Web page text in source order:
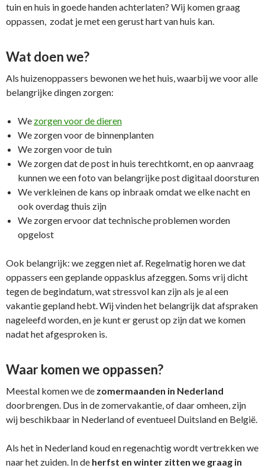
tuin en huis in goede handen achterlaten? Wij komen graag
oppassen, zodat je met een gerust hart van huis kan.
Wat doen we?
Als huizenoppassers bewonen we het huis, waarbij we voor alle
belangrijke dingen zorgen:
We zorgen voor de dieren
We zorgen voor de binnenplanten
We zorgen voor de tuin
We zorgen dat de post in huis terechtkomt, en op aanvraag
kunnen we een foto van belangrijke post digitaal doorsturen
We verkleinen de kans op inbraak omdat we elke nacht en
ook overdag thuis zijn
We zorgen ervoor dat technische problemen worden
opgelost
Ook belangrijk: we zeggen niet af. Regelmatig horen we dat
oppassers een geplande oppasklus afzeggen. Soms vrij dicht
tegen de begindatum, wat stressvol kan zijn als je al een
vakantie gepland hebt. Wij vinden het belangrijk dat afspraken
nageleefd worden, en je kunt er gerust op zijn dat we komen
nadat het afgesproken is.
Waar komen we oppassen?
Meestal komen we de zomermaanden in Nederland
doorbrengen. Dus in de zomervakantie, of daar omheen, zijn
wij beschikbaar in Nederland of eventueel Duitsland en België.
Als het in Nederland koud en regenachtig wordt vertrekken we
naar het zuiden. In de herfst en winter zitten we graag in